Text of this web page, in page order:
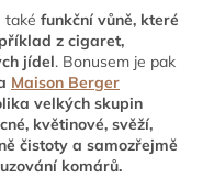
také funkční vůně, které
z cigaret,
jídel. Bonusem je pak
Maison Berger
velkých skupin
květinové, svěží,
čistoty a samozřejmě
komárů.